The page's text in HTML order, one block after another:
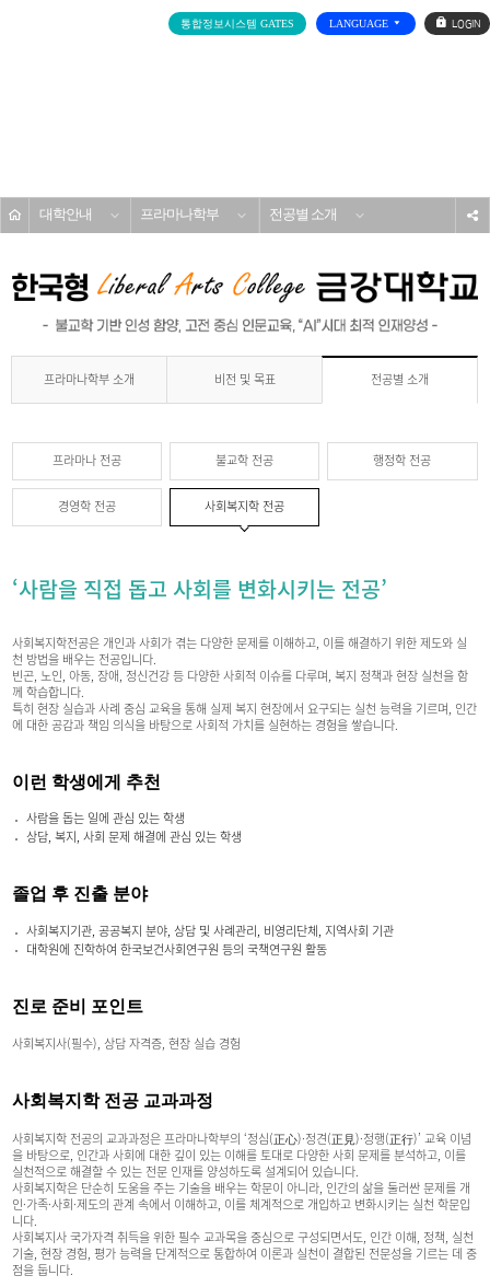
통합정보시스템 GATES LANGUAGE
로
그
대학안내 프라마나학부 전공별 소개
프라마나학부 소개 비전 및 목표 전공별 소개
프라마나 전공 불교학 전공 행정학 전공
경영학 전공 사회복지학 전공
‘사람을 직접 돕고 사회를 변화시키는 전공’
사회복지학전공은 개인과 사회가 겪는 다양한 문제를 이해하고, 이를 해결하기 위한 제도와 실
천 방법을 배우는 전공입니다.
빈곤, 노인, 아동, 장애, 정신건강 등 다양한 사회적 이슈를 다루며, 복지 정책과 현장 실천을 함
께 학습합니다.
특히 현장 실습과 사례 중심 교육을 통해 실제 복지 현장에서 요구되는 실천 능력을 기르며, 인간
에 대한 공감과 책임 의식을 바탕으로 사회적 가치를 실현하는 경험을 쌓습니다.
이런 학생에게 추천
사람을 돕는 일에 관심 있는 학생
상담, 복지, 사회 문제 해결에 관심 있는 학생
졸업 후 진출 분야
사회복지기관, 공공복지 분야, 상담 및 사례관리, 비영리단체, 지역사회 기관
대학원에 진학하여 한국보건사회연구원 등의 국책연구원 활동
진로 준비 포인트
사회복지사(필수), 상담 자격증, 현장 실습 경험
사회복지학 전공 교과과정
사회복지학 전공의 교과과정은 프라마나학부의 ‘정심(正心)·정견(正見)·정행(正行)’ 교육 이념
을 바탕으로, 인간과 사회에 대한 깊이 있는 이해를 토대로 다양한 사회 문제를 분석하고, 이를
실천적으로 해결할 수 있는 전문 인재를 양성하도록 설계되어 있습니다.
사회복지학은 단순히 도움을 주는 기술을 배우는 학문이 아니라, 인간의 삶을 둘러싼 문제를 개
인·가족·사회·제도의 관계 속에서 이해하고, 이를 체계적으로 개입하고 변화시키는 실천 학문입
니다.
사회복지사 국가자격 취득을 위한 필수 교과목을 중심으로 구성되면서도, 인간 이해, 정책, 실천
기술, 현장 경험, 평가 능력을 단계적으로 통합하여 이론과 실천이 결합된 전문성을 기르는 데 중
점을 둡니다.